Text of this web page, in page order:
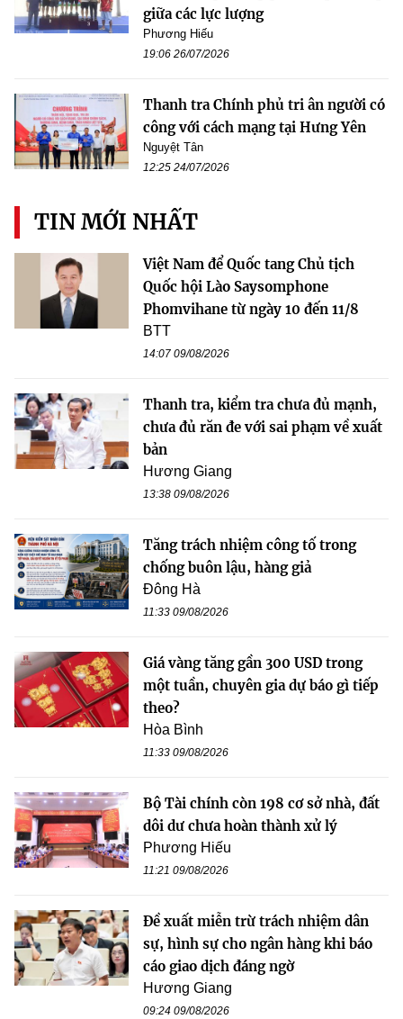
giữa các lực lượng
Phương Hiếu
19:06 26/07/2026
Thanh tra Chính phủ tri ân người có
công với cách mạng tại Hưng Yên
Nguyệt Tân
12:25 24/07/2026
TIN MỚI NHẤT
Việt Nam để Quốc tang Chủ tịch
Quốc hội Lào Saysomphone
Phomvihane từ ngày 10 đến 11/8
BTT
14:07 09/08/2026
Thanh tra, kiểm tra chưa đủ mạnh,
chưa đủ răn đe với sai phạm về xuất
bản
Hương Giang
13:38 09/08/2026
Tăng trách nhiệm công tố trong
chống buôn lậu, hàng giả
Đông Hà
11:33 09/08/2026
Giá vàng tăng gần 300 USD trong
một tuần, chuyên gia dự báo gì tiếp
theo?
Hòa Bình
11:33 09/08/2026
Bộ Tài chính còn 198 cơ sở nhà, đất
dôi dư chưa hoàn thành xử lý
Phương Hiếu
11:21 09/08/2026
Đề xuất miễn trừ trách nhiệm dân
sự, hình sự cho ngân hàng khi báo
cáo giao dịch đáng ngờ
Hương Giang
09:24 09/08/2026